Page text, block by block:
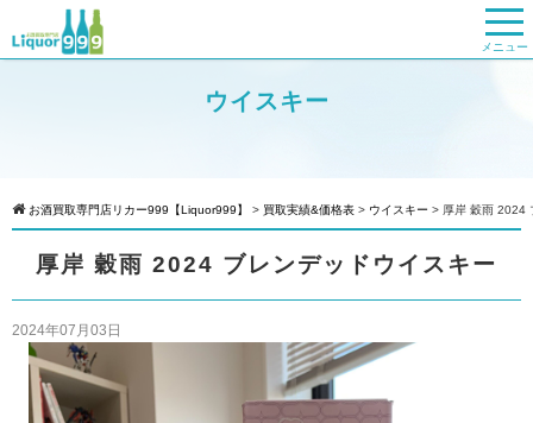
メニュー
ウイスキー
お酒買取専門店リカー999【Liquor999】 > 買取実績&価格表 > ウイスキー > 厚岸 穀雨 2024
厚岸 穀雨 2024 ブレンデッドウイスキー
2024年07月03日